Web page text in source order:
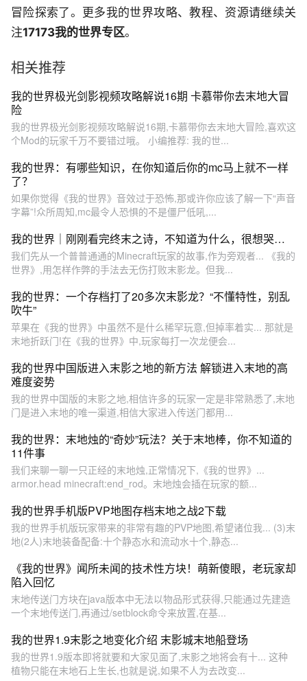
冒险探索了。更多我的世界攻略、教程、资源请继续关
注17173我的世界专区。
相关推荐
我的世界极光剑影视频攻略解说16期 卡慕带你去末地大冒
险
我的世界极光剑影视频攻略解说16期,卡慕带你去末地大冒险,喜欢这
个Mod的玩家千万不要错过哦。 小编推荐: 我的世...
我的世界：有哪些知识，在你知道后你的mc马上就不一样
了？
如果你觉得《我的世界》音效过于恐怖,那或许你应该了解一下“声音
字幕”!众所周知,mc最令人恐惧的不是僵尸低吼,...
我的世界｜刚刚看完终末之诗，不知道为什么，很想哭…
我们先从一个普普通通的Minecraft玩家的故事,作为旁观者... 《我的
世界》,用怎样作弊的手法去无伤打败末影龙。但我...
我的世界：一个存档打了20多次末影龙？“不懂特性，别乱
吹牛”
苹果在《我的世界》中虽然不是什么稀罕玩意,但掉率着实... 那就是
末地折跃门!在《我的世界》中,玩家每打一次龙便会...
我的世界中国版进入末影之地的新方法 解锁进入末地的高
难度姿势
我的世界中国版的末影之地,相信许多的玩家一定是非常熟悉了,末地
门是进入末地的唯一渠道,相信大家进入传送门都用...
我的世界：末地烛的“奇妙”玩法？关于末地棒，你不知道的
11件事
我们来聊一聊一只正经的末地烛,正常情况下,《我的世界》...
armor.head minecraft:end_rod。末地烛会插在玩家的额...
我的世界手机版PVP地图存档末地之战2下载
我的世界手机版玩家带来的非常有趣的PVP地图,希望诸位我... (3)末
地(2人)末地装备配备:十个静态水和流动水十个,静态...
《我的世界》闻所未闻的技术性方块！萌新傻眼，老玩家却
陷入回忆
末地传送门方块在java版本中无法以物品形式获得,只能通过先建造
一个末地传送门,再通过/setblock命令来放置,在基...
我的世界1.9末影之地变化介绍 末影城末地船登场
我的世界1.9版本即将就要和大家见面了,末影之地将会有十... 这种
植物只能在末地石上生长,也就是说,如果不人为去改变...